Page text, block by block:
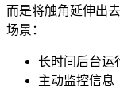
而是将触角延伸出
场景：
长时间后台运
主动监控信息